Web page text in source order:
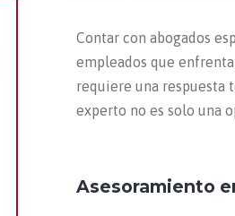
Contar con abogados
empleados que
requiere una respuesta
experto no es solo una
Asesoramiento